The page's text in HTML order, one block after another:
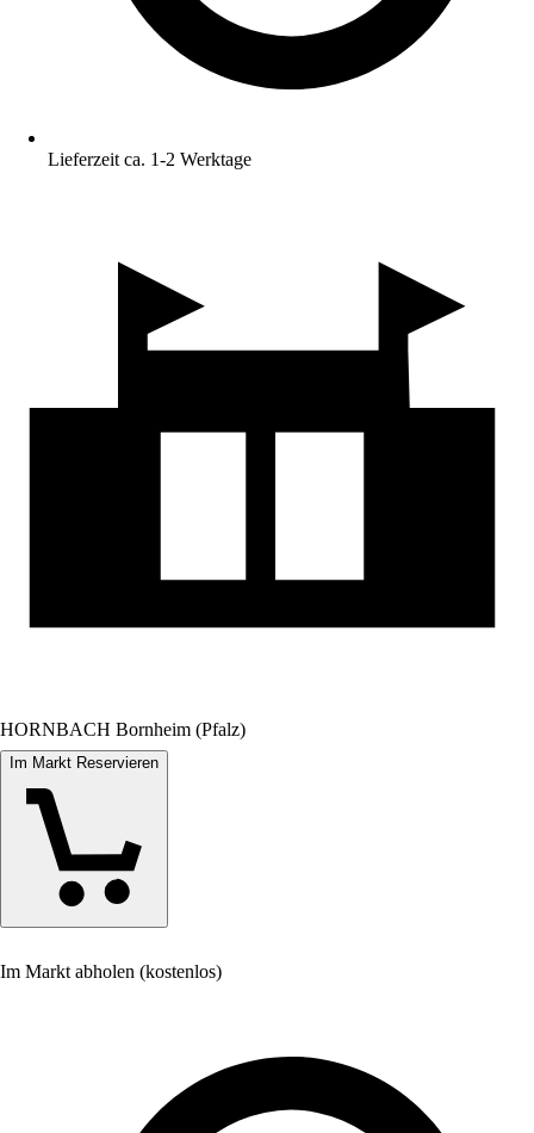
Lieferzeit ca. 1-2 Werktage
HORNBACH Bornheim (Pfalz)
Im Markt Reservieren
Im Markt abholen (kostenlos)